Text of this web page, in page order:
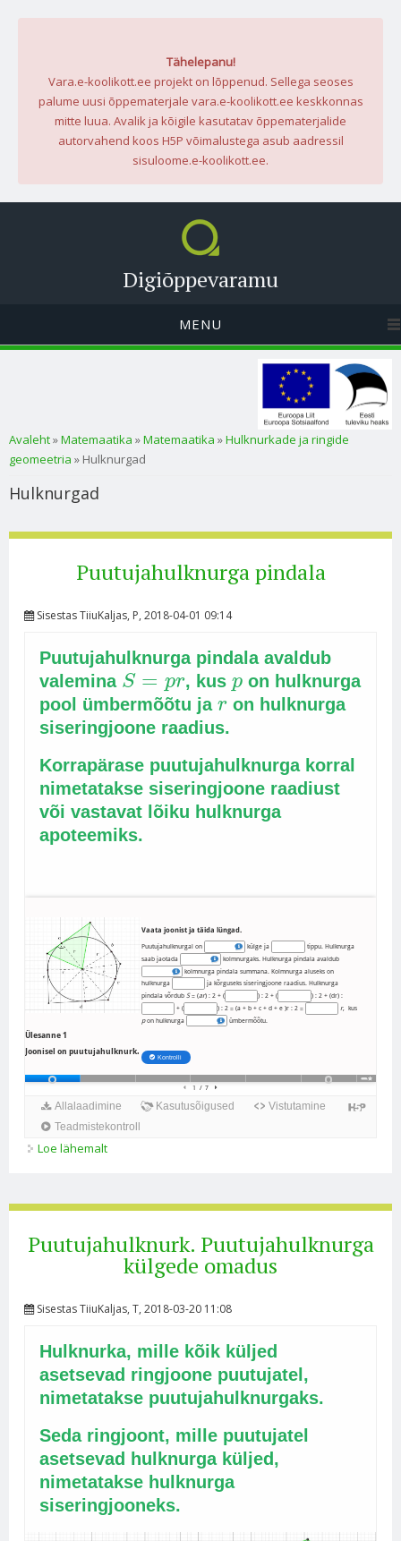
Tähelepanu!
Vara.e-koolikott.ee projekt on lõppenud. Sellega seoses
palume uusi õppematerjale vara.e-koolikott.ee keskkonnas
mitte luua. Avalik ja kõigile kasutatav õppematerjalide
autorvahend koos H5P võimalustega asub aadressil
sisuloome.e-koolikott.ee.
Digiõppevaramu
MENU
Sa oled siin
Avaleht»Matemaatika »Matemaatika »Hulknurkade ja ringide
geomeetria » Hulknurgad
Hulknurgad
Puutujahulknurga pindala
SisestasTiiuKaljas, P, 2018-04-01 09:14
Loe lähemalt
Puutujahulknurk. Puutujahulknurga
külgede omadus
SisestasTiiuKaljas, T, 2018-03-20 11:08